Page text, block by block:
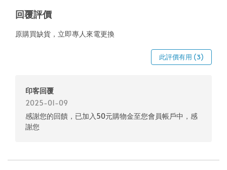
回覆評價
原購買缺貨，立即專人來電更換
此評價有用 (3)
印客回覆
2025-01-09
感謝您的回饋，已加入50元購物金至您會員帳戶中，感
謝您